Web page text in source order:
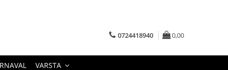
0724418940 0,00
VARSTA